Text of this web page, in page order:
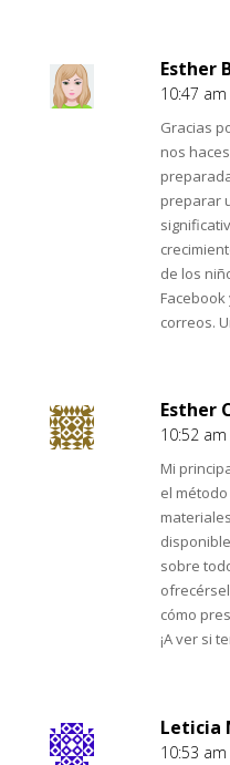
Esther
10:47 am
Gracias
nos
preparar
de los
correos.
Esther
10:52 am
Mi
el
sobre
cómo
¡A ver si
Leticia
10:53 am